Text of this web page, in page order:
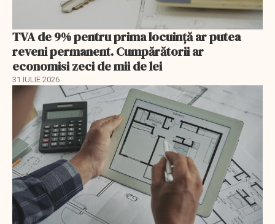
TVA de 9% pentru prima locuință ar putea
reveni permanent. Cumpărătorii ar
economisi zeci de mii de lei
31 IULIE 2026